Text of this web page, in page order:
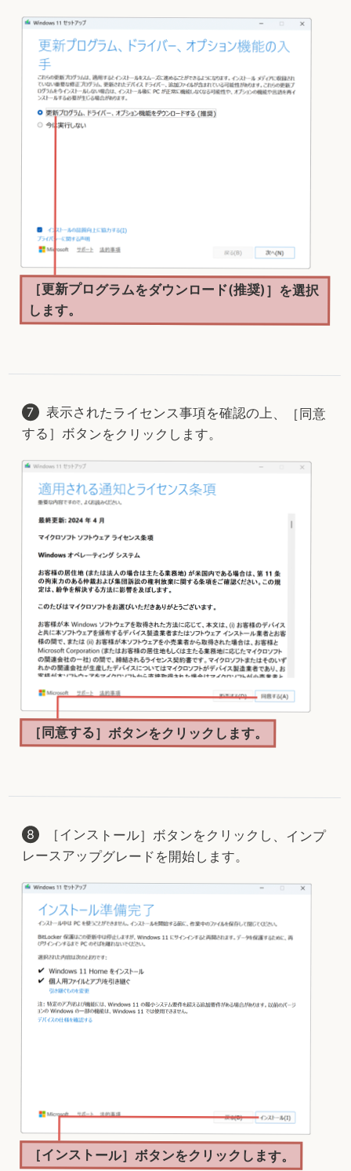
［更新プログラムをダウンロード(推奨)］を選択
します。
表示されたライセンス事項を確認の上、［同意
する］ボタンをクリックします。
［同意する］ボタンをクリックします。
［インストール］ボタンをクリックし、インプ
レースアップグレードを開始します。
［インストール］ボタンをクリックします。